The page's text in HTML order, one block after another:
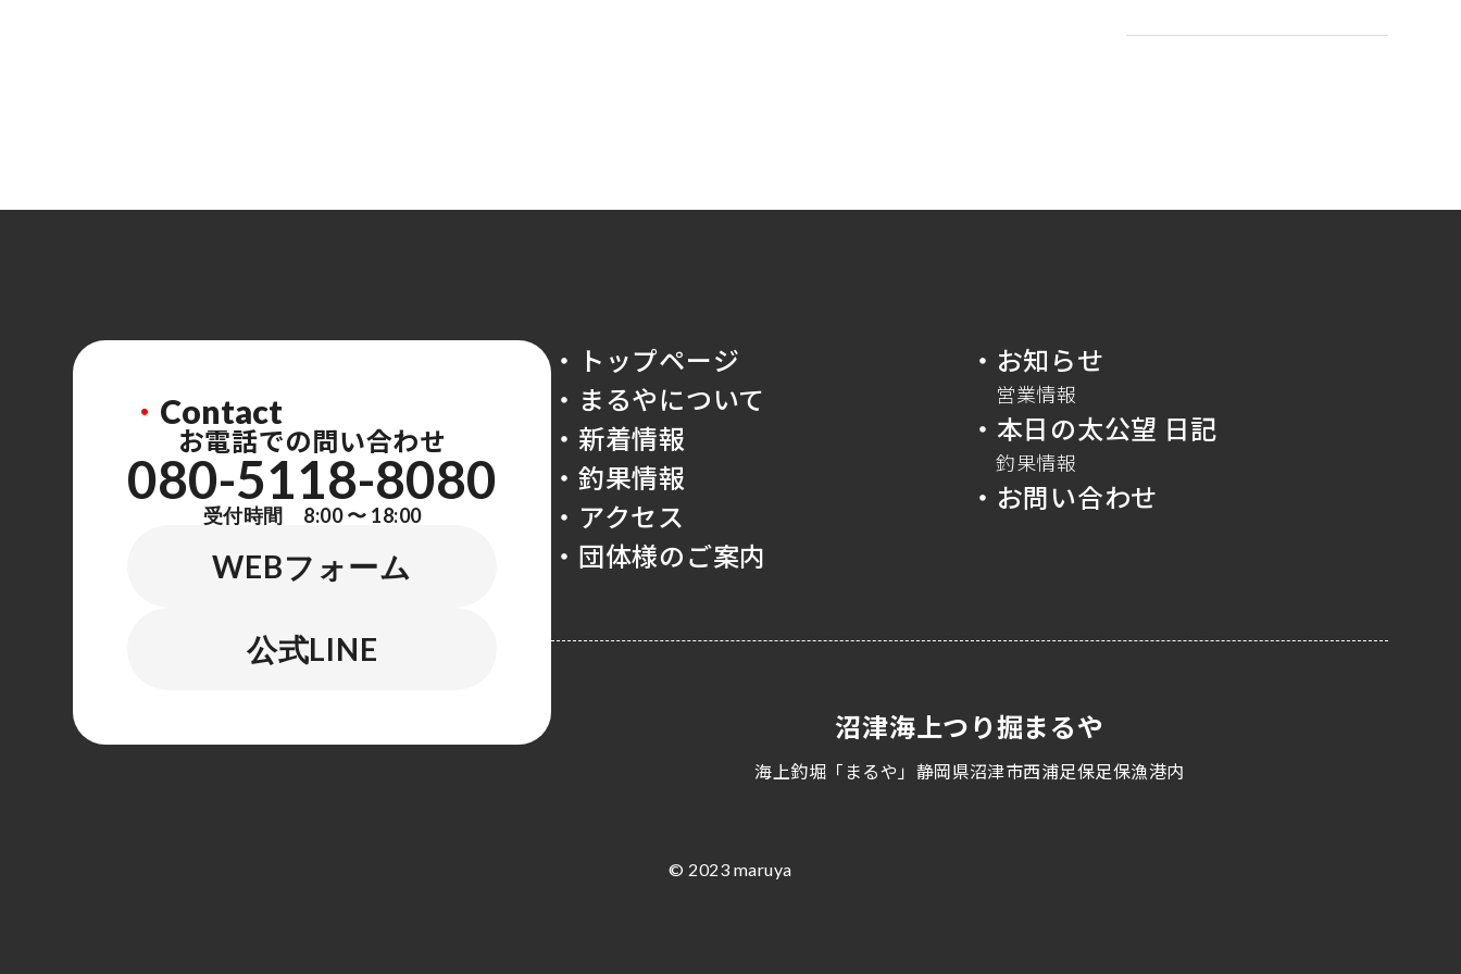
・ Contact
お電話での問い合わせ
080-5118-8080
受付時間 8:00 〜 18:00
WEBフォーム
公式LINE
・トップページ
・まるやについて
・新着情報
・釣果情報
・アクセス
・団体様のご案内
・お知らせ
営業情報
・本日の太公望 日記
釣果情報
・お問い合わせ
沼津海上つり掘まるや
海上釣堀「まるや」静岡県沼津市西浦足保足保漁港内
© 2023 maruya